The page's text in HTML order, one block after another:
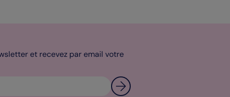
et recevez par email votre